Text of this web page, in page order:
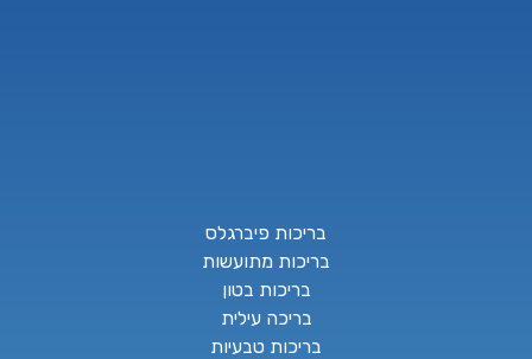
בריכות פיברגלס
בריכות מתועשות
בריכות בטון
בריכה עילית
בריכות טבעיות